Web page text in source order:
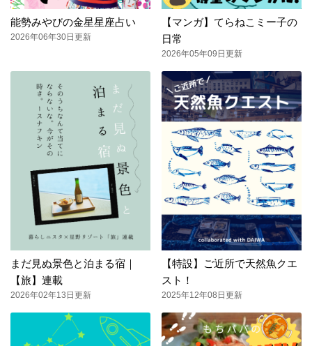
能勢みやびの金星星座占い
2026年06年30日更新
【マンガ】てらねこミー子の
日常
2026年05年09日更新
まだ見ぬ景色と泊まる宿｜
【旅】連載
2026年02年13日更新
【特設】ご近所で天然魚クエ
スト！
2025年12年08日更新